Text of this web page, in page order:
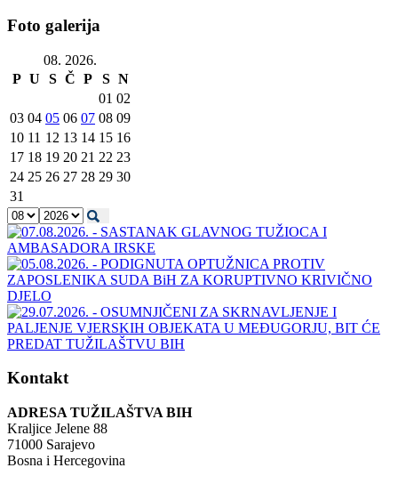
Foto galerija
08. 2026.
P U S Č P S N
01 02
03 04 05 06 07 08 09
10 11 12 13 14 15 16
17 18 19 20 21 22 23
24 25 26 27 28 29 30
31
Kontakt
ADRESA TUŽILAŠTVA BIH
Kraljice Jelene 88
71000 Sarajevo
Bosna i Hercegovina